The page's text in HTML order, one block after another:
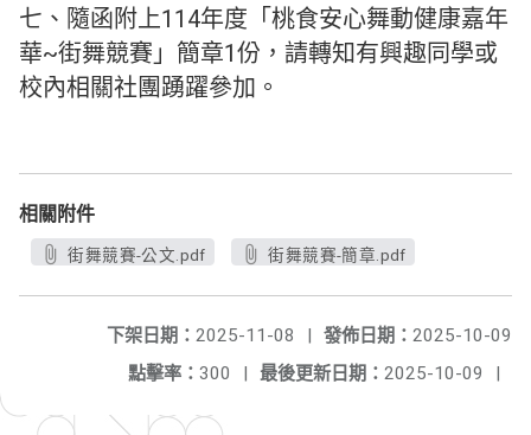
七、隨函附上114年度「桃食安心舞動健康嘉年
華~街舞競賽」簡章1份，請轉知有興趣同學或
校內相關社團踴躍參加。
相關附件
街舞競賽-公文.pdf 街舞競賽-簡章.pdf
發佈日期： 2025-10-09
下架日期： 2025-11-08
|
最後更新日期： 2025-10-09 |
點擊率： 300 |